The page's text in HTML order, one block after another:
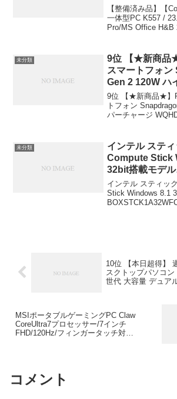
Office H&B
WIFI/Bluetooth/
256GB SSD
【整備済み品】【
一体型PC K557 /
Pro/MS Office H&B
未分類
9位 【★新商品
スマートフォ
Gen 2 120W ハ
WQHD+120Hz
充電 最大5000
ード 超広角カ
ムデザイン ス
★】POCO F6
ン Snapdragon
イパーチャージ
ィスプレイ 急
画素 連続撮影
9位 【★新商品★】
トフォン
パーチャージ
内...
未分類
インテル ステ
Compute Stick
32bit搭載モデル
(Intel) ￥34,800
インテル スティッ
Stick Windows 8.1
10位 【本日超得】
スクトップパソコ
世代 大容量 デュア
MSIポータブルゲーミングPC Claw
CoreUltra7プロセッサー/7インチ
FHD/120Hz/フィンガータッチ対
コメント